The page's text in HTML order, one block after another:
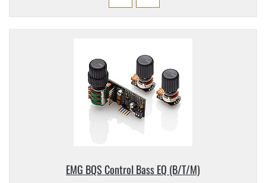
EMG BQS Control Bass EQ (B/​T/M)